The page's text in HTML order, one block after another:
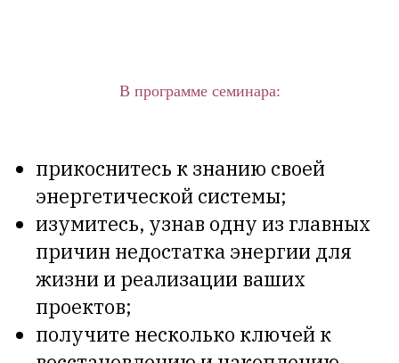
В программе семинара:
прикоснитесь к знанию своей
энергетической системы;
изумитесь, узнав одну из главных
причин недостатка энергии для
жизни и реализации ваших
проектов;
получите несколько ключей к